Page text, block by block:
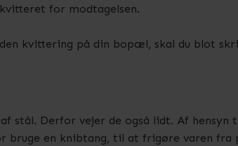
for modtagelsen.
kvittering på din bopæl, skal du blot
stål. Derfor vejer de også lidt. Af
bruge en knibtang, til at frigøre varen fra